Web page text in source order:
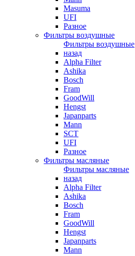
Masuma
UFI
Разное
Фильтры воздушные
Фильтры воздушные
назад
Alpha Filter
Ashika
Bosch
Fram
GoodWill
Hengst
Japanparts
Mann
SCT
UFI
Разное
Фильтры масляные
Фильтры масляные
назад
Alpha Filter
Ashika
Bosch
Fram
GoodWill
Hengst
Japanparts
Mann